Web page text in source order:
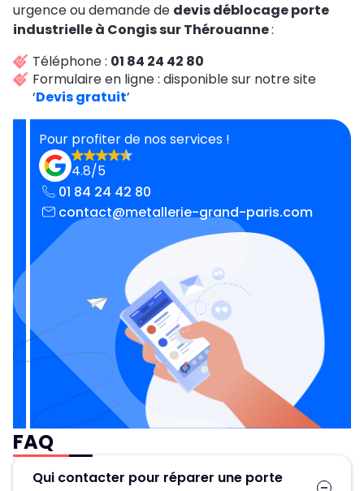
urgence ou demande de devis déblocage porte
industrielle à Congis sur Thérouanne:
Téléphone : 01 84 24 42 80
Formulaire en ligne : disponible sur notre site
‘Devis gratuit’
Pour profiter de nos services !
4.8/5
01 84 24 42 80
contact@metallerie-grand-paris.com
FAQ
Qui contacter pour réparer une porte